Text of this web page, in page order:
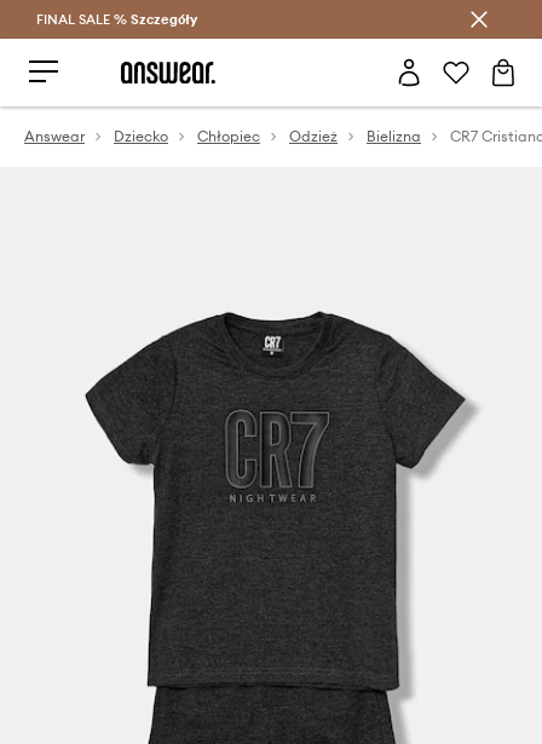
Oszczędzaj z Answear Club >
FINAL SALE % Szczegóły
Answear Dziecko Chłopiec Odzież Bielizna